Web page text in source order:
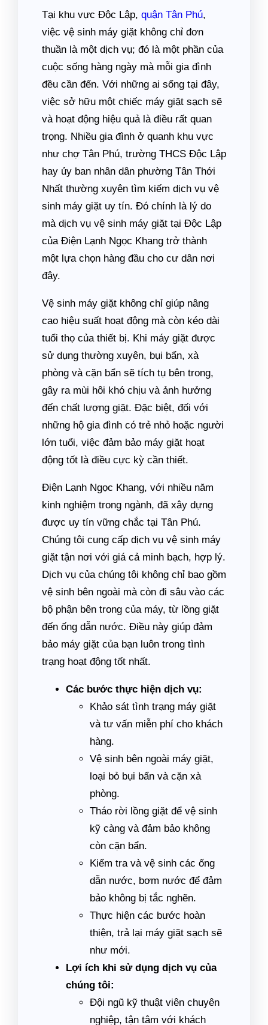
Tại khu vực Độc Lập, quận Tân Phú,
việc vệ sinh máy giặt không chỉ đơn
thuần là một dịch vụ; đó là một phần của
cuộc sống hàng ngày mà mỗi gia đình
đều cần đến. Với những ai sống tại đây,
việc sở hữu một chiếc máy giặt sạch sẽ
và hoạt động hiệu quả là điều rất quan
trọng. Nhiều gia đình ở quanh khu vực
như chợ Tân Phú, trường THCS Độc Lập
hay ủy ban nhân dân phường Tân Thới
Nhất thường xuyên tìm kiếm dịch vụ vệ
sinh máy giặt uy tín. Đó chính là lý do
mà dịch vụ vệ sinh máy giặt tại Độc Lập
của Điện Lạnh Ngọc Khang trở thành
một lựa chọn hàng đầu cho cư dân nơi
đây.
Vệ sinh máy giặt không chỉ giúp nâng
cao hiệu suất hoạt động mà còn kéo dài
tuổi thọ của thiết bị. Khi máy giặt được
sử dụng thường xuyên, bụi bẩn, xà
phòng và cặn bẩn sẽ tích tụ bên trong,
gây ra mùi hôi khó chịu và ảnh hưởng
đến chất lượng giặt. Đặc biệt, đối với
những hộ gia đình có trẻ nhỏ hoặc người
lớn tuổi, việc đảm bảo máy giặt hoạt
động tốt là điều cực kỳ cần thiết.
Điện Lạnh Ngọc Khang, với nhiều năm
kinh nghiệm trong ngành, đã xây dựng
được uy tín vững chắc tại Tân Phú.
Chúng tôi cung cấp dịch vụ vệ sinh máy
giặt tận nơi với giá cả minh bạch, hợp lý.
Dịch vụ của chúng tôi không chỉ bao gồm
vệ sinh bên ngoài mà còn đi sâu vào các
bộ phận bên trong của máy, từ lồng giặt
đến ống dẫn nước. Điều này giúp đảm
bảo máy giặt của bạn luôn trong tình
trạng hoạt động tốt nhất.
Các bước thực hiện dịch vụ:
Khảo sát tình trạng máy giặt
và tư vấn miễn phí cho khách
hàng.
Vệ sinh bên ngoài máy giặt,
loại bỏ bụi bẩn và cặn xà
phòng.
Tháo rời lồng giặt để vệ sinh
kỹ càng và đảm bảo không
còn cặn bẩn.
Kiểm tra và vệ sinh các ống
dẫn nước, bơm nước để đảm
bảo không bị tắc nghẽn.
Thực hiện các bước hoàn
thiện, trả lại máy giặt sạch sẽ
như mới.
Lợi ích khi sử dụng dịch vụ của
chúng tôi:
Đội ngũ kỹ thuật viên chuyên
nghiệp, tận tâm với khách